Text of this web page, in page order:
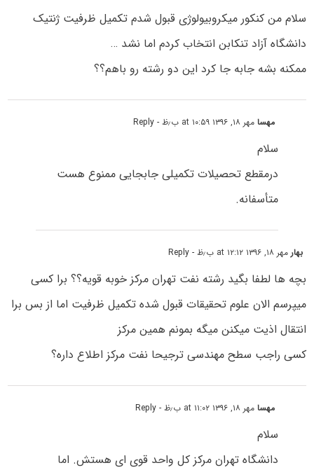
سلام من کنکور میکروبیولوژی قبول شدم تکمیل ظرفیت ژنتیک
دانشگاه آزاد تنکابن انتخاب کردم اما نشد …
ممکنه بشه جابه جا کرد این دو رشته رو باهم؟؟
مهسامهر ۱۸, ۱۳۹۶ at ۱۰:۵۹ ب٫ظ - Reply
سلام
درمقطع تحصیلات تکمیلی جابجایی ممنوع هست
متأسفانه.
بهارمهر ۱۸, ۱۳۹۶ at ۱۲:۱۲ ب٫ظ - Reply
بچه ها لطفا بگید رشته نفت تهران مرکز خوبه قویه؟؟ برا کسی
میپرسم الان علوم تحقیقات قبول شده تکمیل ظرفیت اما از بس برا
انتقال اذیت میکنن میگه بمونم همین مرکز
کسی راجب سطح مهندسی ترجیحا نفت مرکز اطلاع داره؟
مهسامهر ۱۸, ۱۳۹۶ at ۱۱:۰۲ ب٫ظ - Reply
سلام
دانشگاه تهران مرکز کل واحد قوی ای هستش. اما